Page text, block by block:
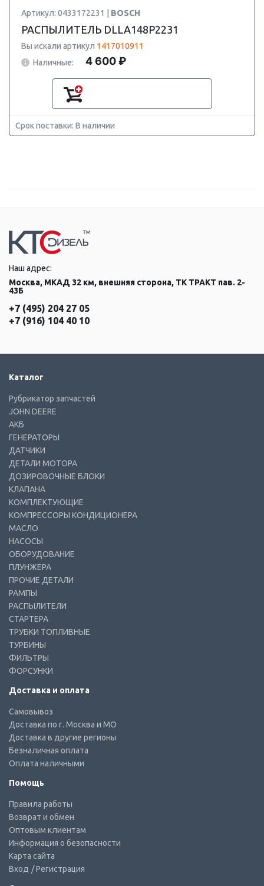
Артикул: 0433172231 | BOSCH
РАСПЫЛИТЕЛЬ DLLA148P2231
Вы искали артикул 1417010911
Наличные:
4 600 ₽
Срок поставки: В наличии
Наш адрес:
Москва, МКАД 32 км, внешняя сторона, ТК ТРАКТ пав. 2-
43Б
+7 (495) 204 27 05
+7 (916) 104 40 10
Каталог
Рубрикатор запчастей
JOHN DEERE
АКБ
ГЕНЕРАТОРЫ
ДАТЧИКИ
ДЕТАЛИ МОТОРА
ДОЗИРОВОЧНЫЕ БЛОКИ
КЛАПАНА
КОМПЛЕКТУЮЩИЕ
КОМПРЕССОРЫ КОНДИЦИОНЕРА
МАСЛО
НАСОСЫ
ОБОРУДОВАНИЕ
ПЛУНЖЕРА
ПРОЧИЕ ДЕТАЛИ
РАМПЫ
РАСПЫЛИТЕЛИ
СТАРТЕРА
ТРУБКИ ТОПЛИВНЫЕ
ТУРБИНЫ
ФИЛЬТРЫ
ФОРСУНКИ
Доставка и оплата
Самовывоз
Доставка по г. Москва и МО
Доставка в другие регионы
Безналичная оплата
Оплата наличными
Помощь
Правила работы
Возврат и обмен
Оптовым клиентам
Информация о безопасности
Карта сайта
Вход / Регистрация